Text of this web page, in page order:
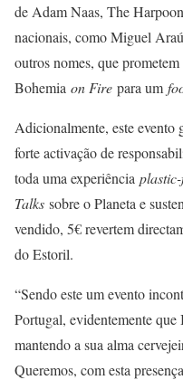
de Adam Naas, The
nacionais, como Miguel
outros nomes, que
Bohemia on Fire para um
Adicionalmente, este evento
forte activação de
toda uma experiência
Talks sobre o Planeta e
vendido, 5€ revertem
do Estoril.
“Sendo este um evento
Portugal, evidentemente que
mantendo a sua alma
Queremos, com esta